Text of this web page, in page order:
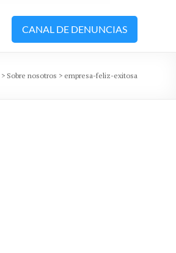
CANAL DE DENUNCIAS
> Sobre nosotros > empresa-feliz-exitosa